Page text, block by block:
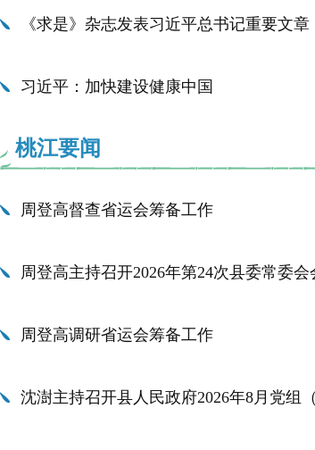
《求是》杂志发表习近平总书记重要文章
习近平：加快建设健康中国
桃江要闻
周登高督查省运会筹备工作
周登高主持召开2026年第24次县委常委会
周登高调研省运会筹备工作
沈澍主持召开县人民政府2026年8月党组